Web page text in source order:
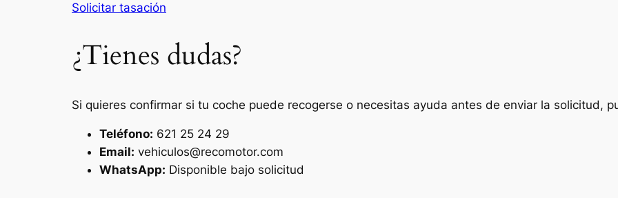
Solicitar tasación
¿Tienes dudas?
Si quieres confirmar si tu coche puede recogerse o necesitas ayuda antes de enviar la solicitud,
Teléfono: 621 25 24 29
Email: vehiculos@recomotor.com
WhatsApp: Disponible bajo solicitud